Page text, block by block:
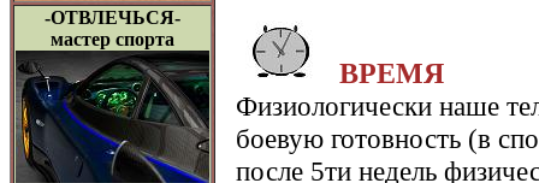
-ОТВЛЕЧЬСЯ-
мастер спорта
ВРЕМЯ
Физиологически наше
боевую готовность (в
после 5ти недель